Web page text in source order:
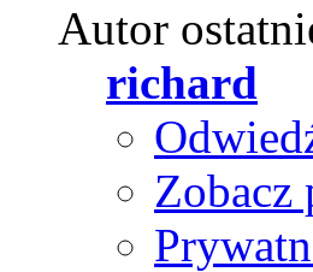
Autor
richard
Zobacz